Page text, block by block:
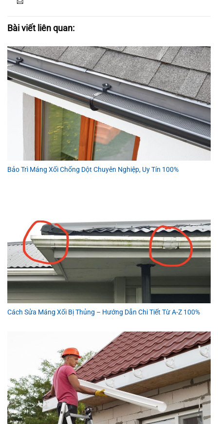
Bài viết liên quan:
Bảo Trì Máng Xối Chống Dột Chuyên Nghiệp, Uy Tín 100%
Cách Sửa Máng Xối Bị Thủng – Hướng Dẫn Chi Tiết Từ A-Z 100%